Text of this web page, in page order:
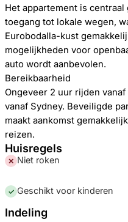
Het appartement is
toegang tot lokale wegen,
Eurobodalla-kust
mogelijkheden voor
auto wordt aanbevolen.
Bereikbaarheid
Ongeveer 2 uur rijden
vanaf Sydney. Beveiligde
maakt aankomst
reizen.
Huisregels
✕ Niet roken
✓ Geschikt voor kinderen
Indeling